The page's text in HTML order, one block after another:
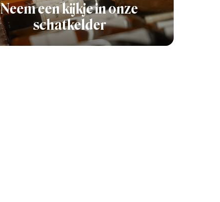
Neem een kijkje in onze
schatkelder